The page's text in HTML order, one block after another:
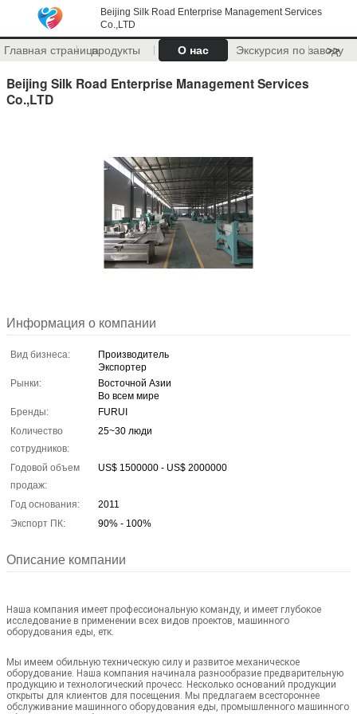
Beijing Silk Road Enterprise Management Services
Co.,LTD
Главная страницапродукты О нас Экскурсия по заводу
>>
Beijing Silk Road Enterprise Management Services
Co.,LTD
Информация о компании
Вид бизнеса:
Производитель
Экспортер
Рынки:
Восточной Азии
Во всем мире
Бренды:
FURUI
Количество
сотрудников:
25~30 люди
Годовой объем
продаж:
US$ 1500000 - US$ 2000000
Год основания:
2011
Экспорт ПК:
90% - 100%
Описание компании
Наша компания имеет профессиональную команду, и имеет глубокое
исследование в применении всех видов проектов, машинного
оборудования еды, етк.
Мы имеем обильную техническую силу и развитое механическое
оборудование. Наша компания начинала разнообразие предварительную
продукцию и технологический прочесс. Несколько оснований продукции
открыты для клиентов для посещения. Мы предлагаем всестороннее
обслуживание машинного оборудования еды, промышленного машинного